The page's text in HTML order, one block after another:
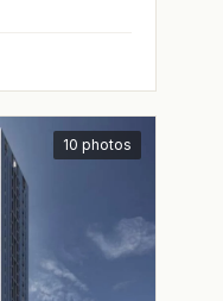
10 photos